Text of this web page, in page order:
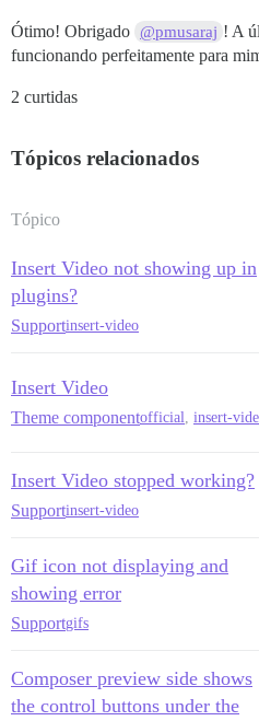
Ótimo! Obrigado @pmusaraj ! A
funcionando perfeitamente para
2 curtidas
Tópicos relacionados
Tópico
Insert Video not showing up in
plugins?
Supportinsert-video
Insert Video
Theme componentofficial, insert-
Insert Video stopped working?
Supportinsert-video
Gif icon not displaying and
showing error
Supportgifs
Composer preview side shows
the control buttons under the